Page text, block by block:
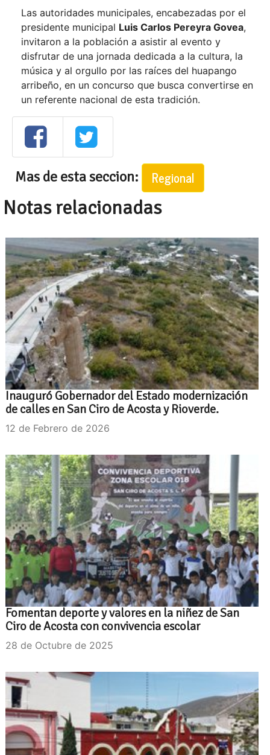
Las autoridades municipales, encabezadas por el
presidente municipal Luis Carlos Pereyra Govea,
invitaron a la población a asistir al evento y
disfrutar de una jornada dedicada a la cultura, la
música y al orgullo por las raíces del huapango
arribeño, en un concurso que busca convertirse en
un referente nacional de esta tradición.
Mas de esta seccion: Regional
Notas relacionadas
Inauguró Gobernador del Estado modernización
de calles en San Ciro de Acosta y Rioverde.
12 de Febrero de 2026
Fomentan deporte y valores en la niñez de San
Ciro de Acosta con convivencia escolar
28 de Octubre de 2025